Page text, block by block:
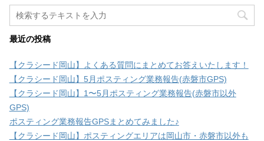
最近の投稿
【クラシード岡山】よくある質問にまとめてお答えいたします！
【クラシード岡山】5月ポスティング業務報告(赤磐市GPS)
【クラシード岡山】1〜5月ポスティング業務報告(赤磐市以外
GPS)
ポスティング業務報告GPSまとめてみました♪
【クラシード岡山】ポスティングエリアは岡山市・赤磐市以外も